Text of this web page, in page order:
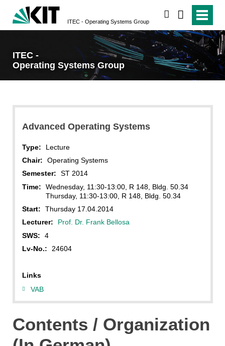
ITEC - Operating Systems Group
ITEC -
Operating Systems Group
Advanced Operating Systems
Type:
Lecture
Chair:
Operating Systems
Semester:
ST 2014
Time:
Wednesday, 11:30-13:00, R 148, Bldg. 50.34
Thursday, 11:30-13:00, R 148, Bldg. 50.34
Start:
Thursday 17.04.2014
Lecturer:
Prof. Dr. Frank Bellosa
SWS:
4
Lv-No.:
24604
Links
VAB
Contents / Organization